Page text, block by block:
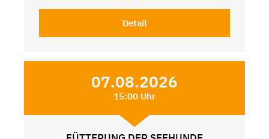
Detail
07.08.2026
15:00 Uhr